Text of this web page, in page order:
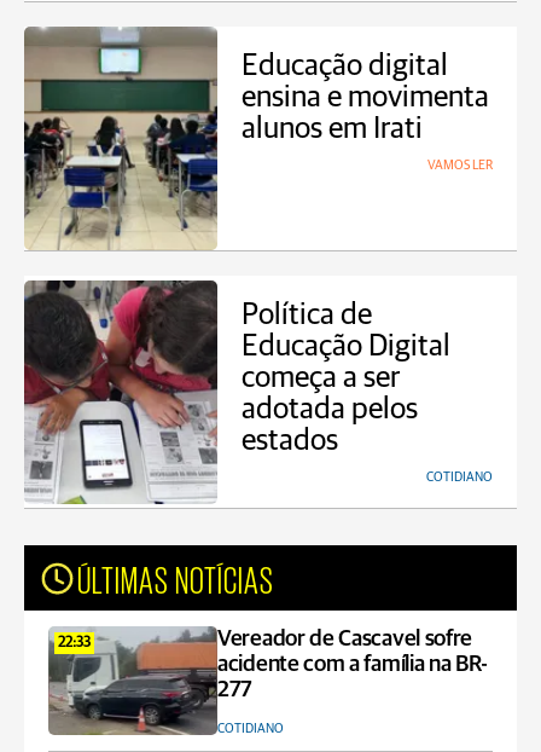
Educação digital
ensina e movimenta
alunos em Irati
VAMOS LER
Política de
Educação Digital
começa a ser
adotada pelos
estados
COTIDIANO
ÚLTIMAS NOTÍCIAS
22:33
Vereador de Cascavel sofre
acidente com a família na BR-
277
COTIDIANO